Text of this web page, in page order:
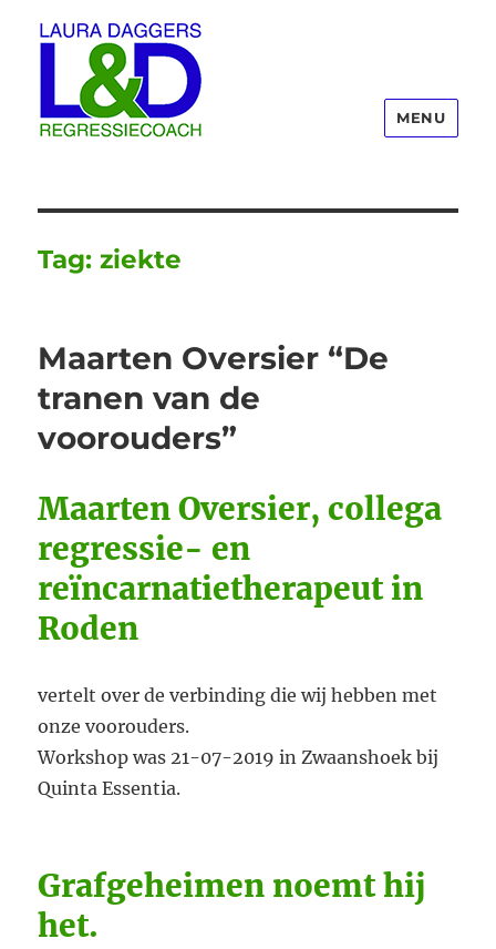
MENU
Tag:ziekte
Maarten Oversier “De
tranen van de
voorouders”
Maarten Oversier, collega
regressie- en
reïncarnatietherapeut in
Roden
vertelt over de verbinding die wij hebben met
onze voorouders.
Workshop was 21-07-2019 in Zwaanshoek bij
Quinta Essentia.
Grafgeheimen noemt hij
het.